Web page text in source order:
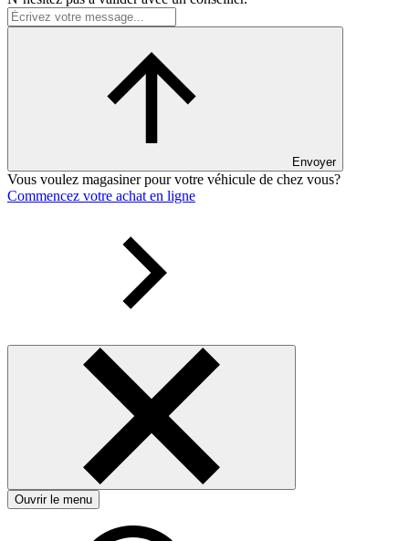
Envoyer
Vous voulez magasiner pour votre véhicule de chez vous?
Commencez votre achat en ligne
Ouvrir le menu